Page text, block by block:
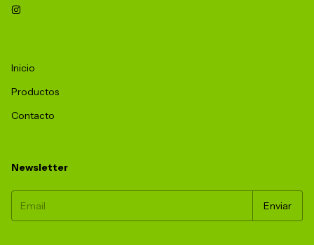
Inicio
Productos
Contacto
Newsletter